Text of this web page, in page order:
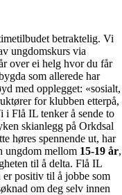
betraktelig. Vi
ungdomskurs via
over ei helg hvor du får
som allerede har
med opplegget: «sosialt,
for klubben etterpå,
i Flå IL tenker å sende to
skianlegg på Orkdsal
høres spennende ut, har
ungdom mellom 15-19 år,
til å delta. Flå IL
er positiv til å jobbe som
om deg selv innen